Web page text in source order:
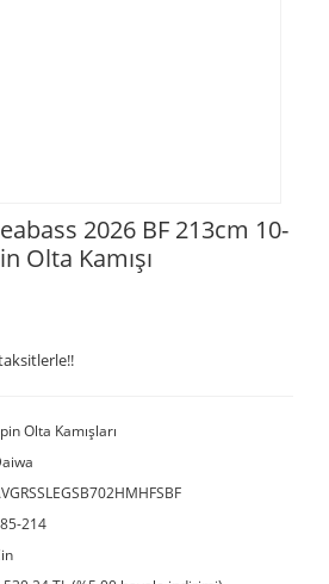
2026 BF 213cm 10-
Olta Kamışı
Olta Kamışları
214